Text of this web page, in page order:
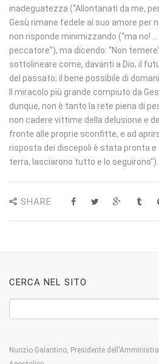
inadeguatezza (“Allontanati da me,
Gesù rimane fedele al suo amore per
non risponde minimizzando (“ma no!
peccatore”), ma dicendo: “Non
sottolineare come, davanti a Dio, il
del passato; il bene possibile di
Il miracolo più grande compiuto da
dunque, non è tanto la rete piena di
non cadere vittime della delusione e
fronte alle proprie sconfitte, e ad
risposta dei discepoli è stata pronta e
terra, lasciarono tutto e lo
SHARE
CERCA NEL SITO
Nunzio Galantino, Presidente